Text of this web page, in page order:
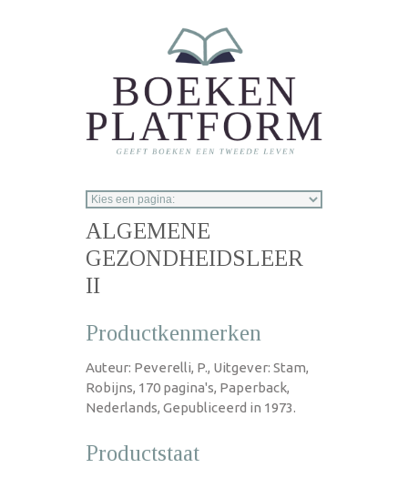
ALGEMENE
GEZONDHEIDSLEER
II
Productkenmerken
Auteur: Peverelli, P., Uitgever: Stam,
Robijns, 170 pagina's, Paperback,
Nederlands, Gepubliceerd in 1973.
Productstaat